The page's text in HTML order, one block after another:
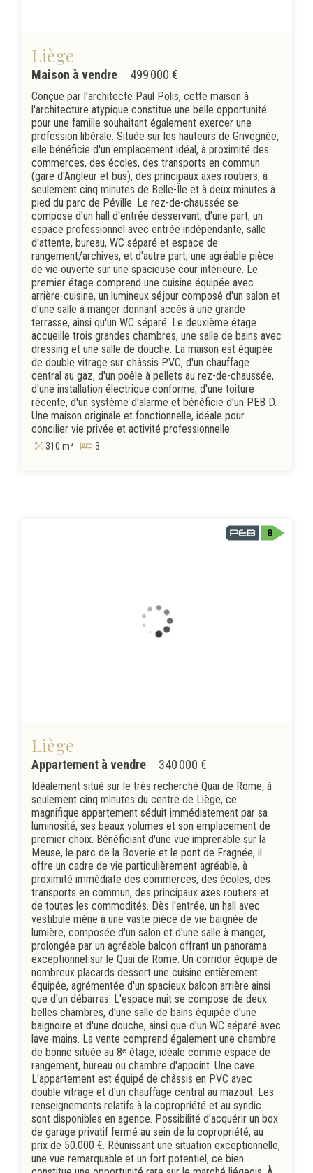
Liège
499 000 €
Maison à vendre
Conçue par l'architecte Paul Polis, cette maison à
l'architecture atypique constitue une belle opportunité
pour une famille souhaitant également exercer une
profession libérale. Située sur les hauteurs de Grivegnée,
elle bénéficie d'un emplacement idéal, à proximité des
commerces, des écoles, des transports en commun
(gare d'Angleur et bus), des principaux axes routiers, à
seulement cinq minutes de Belle-Île et à deux minutes à
pied du parc de Péville. Le rez-de-chaussée se
compose d'un hall d'entrée desservant, d'une part, un
espace professionnel avec entrée indépendante, salle
d'attente, bureau, WC séparé et espace de
rangement/archives, et d'autre part, une agréable pièce
de vie ouverte sur une spacieuse cour intérieure. Le
premier étage comprend une cuisine équipée avec
arrière-cuisine, un lumineux séjour composé d'un salon et
d'une salle à manger donnant accès à une grande
terrasse, ainsi qu'un WC séparé. Le deuxième étage
accueille trois grandes chambres, une salle de bains avec
dressing et une salle de douche. La maison est équipée
de double vitrage sur châssis PVC, d'un chauffage
central au gaz, d'un poêle à pellets au rez-de-chaussée,
d'une installation électrique conforme, d'une toiture
récente, d'un système d'alarme et bénéficie d'un PEB D.
Une maison originale et fonctionnelle, idéale pour
concilier vie privée et activité professionnelle.
310 m² 3
Liège
340 000 €
Appartement à vendre
Idéalement situé sur le très recherché Quai de Rome, à
seulement cinq minutes du centre de Liège, ce
magnifique appartement séduit immédiatement par sa
luminosité, ses beaux volumes et son emplacement de
premier choix. Bénéficiant d'une vue imprenable sur la
Meuse, le parc de la Boverie et le pont de Fragnée, il
offre un cadre de vie particulièrement agréable, à
proximité immédiate des commerces, des écoles, des
transports en commun, des principaux axes routiers et
de toutes les commodités. Dès l'entrée, un hall avec
vestibule mène à une vaste pièce de vie baignée de
lumière, composée d'un salon et d'une salle à manger,
prolongée par un agréable balcon offrant un panorama
exceptionnel sur le Quai de Rome. Un corridor équipé de
nombreux placards dessert une cuisine entièrement
équipée, agrémentée d'un spacieux balcon arrière ainsi
que d'un débarras. L'espace nuit se compose de deux
belles chambres, d'une salle de bains équipée d'une
baignoire et d'une douche, ainsi que d'un WC séparé avec
lave-mains. La vente comprend également une chambre
de bonne située au 8ᵉ étage, idéale comme espace de
rangement, bureau ou chambre d'appoint. Une cave.
L'appartement est équipé de châssis en PVC avec
double vitrage et d'un chauffage central au mazout. Les
renseignements relatifs à la copropriété et au syndic
sont disponibles en agence. Possibilité d'acquérir un box
de garage privatif fermé au sein de la copropriété, au
prix de 50.000 €. Réunissant une situation exceptionnelle,
une vue remarquable et un fort potentiel, ce bien